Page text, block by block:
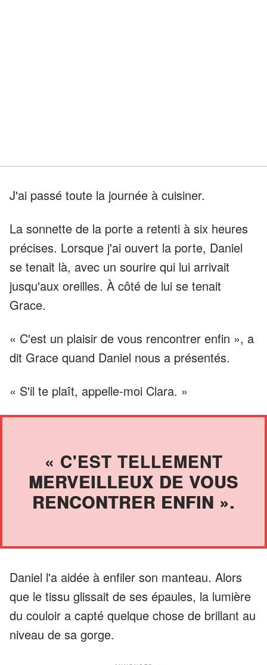
J'ai passé toute la journée à cuisiner.
La sonnette de la porte a retenti à six heures
précises. Lorsque j'ai ouvert la porte, Daniel
se tenait là, avec un sourire qui lui arrivait
jusqu'aux oreilles. À côté de lui se tenait
Grace.
« C'est un plaisir de vous rencontrer enfin », a
dit Grace quand Daniel nous a présentés.
« S'il te plaît, appelle-moi Clara. »
« C'EST TELLEMENT
MERVEILLEUX DE VOUS
RENCONTRER ENFIN ».
Daniel l'a aidée à enfiler son manteau. Alors
que le tissu glissait de ses épaules, la lumière
du couloir a capté quelque chose de brillant au
niveau de sa gorge.